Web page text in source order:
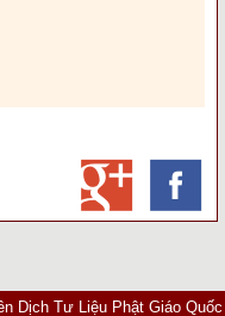
Dịch Tư Liệu Phật Giáo Quốc